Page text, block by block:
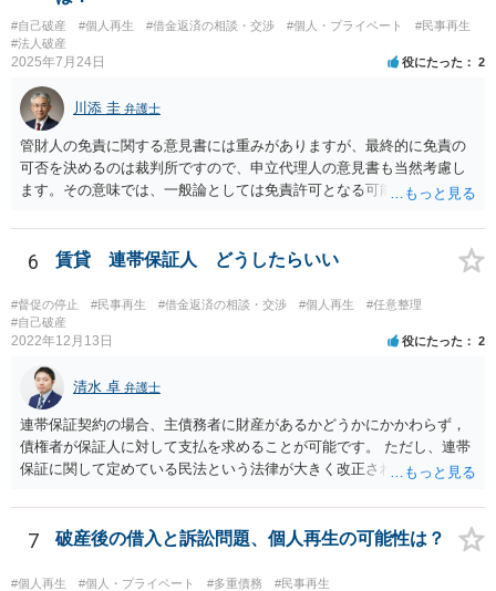
#自己破産 #個人再生 #借金返済の相談・交渉 #個人・プライベート
#民事再生
#法人破産
2025年7月24日 役にたった 2
川添 圭 弁護士
管財人の免責に関する意見書には重みがありますが、最終的に免責の
可否を決めるのは裁判所ですので、申立代理人の意見書も当然考慮し
ます。その意味では、一般論としては免責許可となる可能性が全くな
あるのかといった個別事案の問題については、詳しい情報がないため
回答できません。最も事情をよく知っているのは申立代理人だと思い
ますので、申立代理人から見通しを聞き、あとは代理人を信じましょ
う。
6 賃貸 連帯保証人 どうしたらいい
#督促の停止 #民事再生 #借金返済の相談・交渉 #個人再生
#任意整理
#自己破産
2022年12月13日 役にたった 2
清水 卓 弁護士
連帯保証契約の場合、主債務者に財産があるかどうかにかかわらず，
債権者が保証人に対して支払を求めることが可能です。 ただし、連帯
保証に関して定めている民法という法律が大きく改正され、2020年4月
たが連帯保証人になった時期は、この民法改正後の可能性がありま
す。 そのため、連帯保証人になった際に締結した（署名や捺印をし
た）契約書がお手もとにある場合には、その契約書を持参の上、お住
まいの地域の弁護士に直接相談し、適切なアドバイスを受けてみるこ
7 破産後の借入と訴訟問題、個人再生の可能性は？
#個人再生 #個人・プライベート #多重債務 #民事再生